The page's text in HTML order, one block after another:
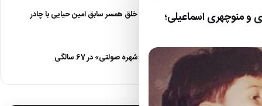
عکس| نیلوفر خوش خلق همسر سابق امین حیایی با چادر
عکس| تغییر چهره «شهره صولتی» در 67 سالگی
منوچهری اسماعیلی؛